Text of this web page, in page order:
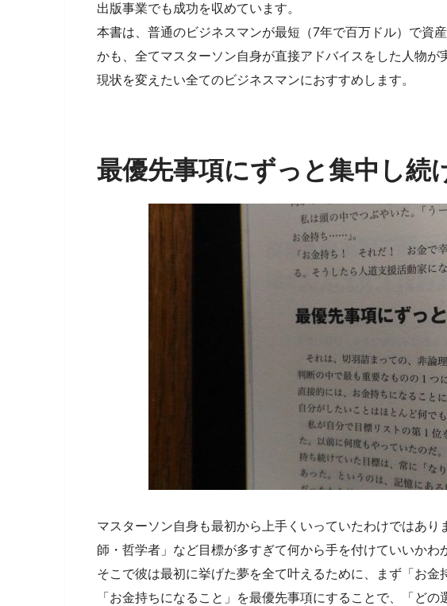
出版事業でも成功を収めています。
本書は、普通のビジネスマンが最短（7年で百万ドル）で資
かも、全てマスターソン自身が直接アドバイスをした人物が
現状を変えたい全てのビジネスマンにおすすめします。
最優先事項にずっと集中し
マスターソン自身も最初から上手くいっていたわけではあ
師・哲学者」など目標が多すぎて何から手を付けていいかわ
そこで彼は最初に挙げた夢を全て叶えるために、まず「お金
「お金持ちになること」を最優先事項にすることで、「ど